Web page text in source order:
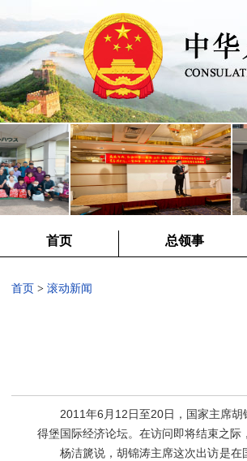
首页 总领事
首页 > 滚动新闻
2011年6月12日至20日，国家主席胡
得堡国际经济论坛。在访问即将结束之
杨洁篪说，胡锦涛主席这次出访是在